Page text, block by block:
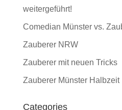
weitergeführt!
Comedian Münster vs.
Zauberer NRW
Zauberer mit neuen Tricks
Zauberer Münster Halbzeit
Categories